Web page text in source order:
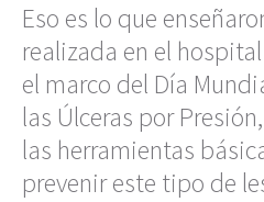
Eso es lo que
realizada en el
el marco del Día
las Úlceras por
las herramientas
prevenir este tipo de